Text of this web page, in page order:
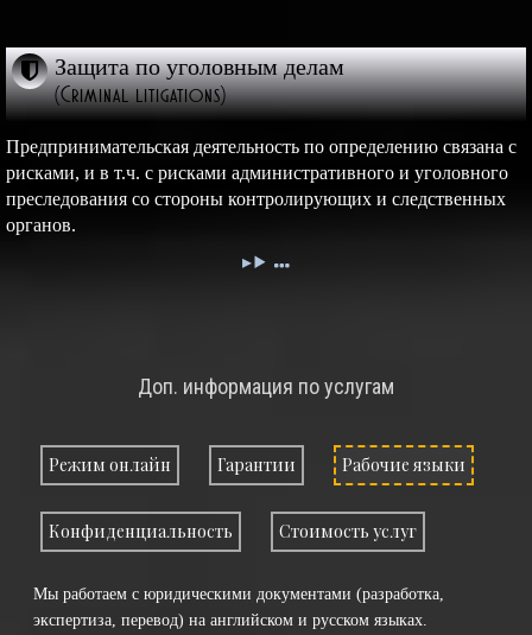
Защита по уголовным делам
(Criminal litigations)
Предпринимательская деятельность по определению связана с
рисками, и в т.ч. с рисками административного и уголовного
преследования со стороны контролирующих и следственных
органов.
Доп. информация по услугам
Режим онлайн Гарантии Рабочие языки
Конфиденциальность Стоимость услуг
Мы работаем с юридическими документами (разработка,
экспертиза, перевод) на английском и русском языках.